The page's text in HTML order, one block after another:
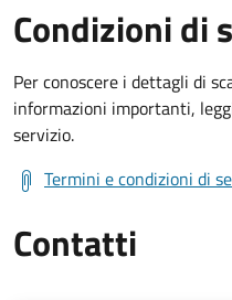
Condizioni di
Per conoscere i dettagli di
informazioni importanti,
servizio.
Termini e condizioni di
Contatti